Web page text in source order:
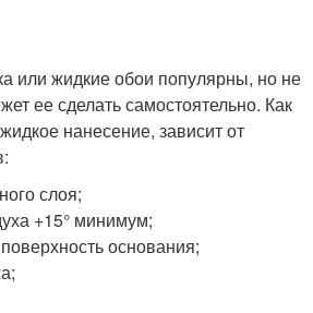
или жидкие обои популярны, но не
ее сделать самостоятельно. Как
нанесение, зависит от
слоя;
+15° минимум;
основания;